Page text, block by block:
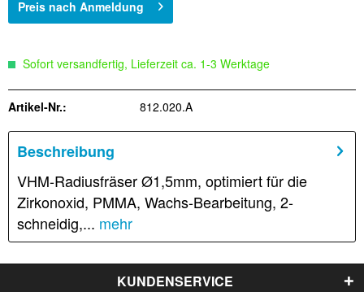
Preis nach Anmeldung
Sofort versandfertig, Lieferzeit ca. 1-3 Werktage
Artikel-Nr.: 812.020.A
Beschreibung
VHM-Radiusfräser Ø1,5mm, optimiert für die
Zirkonoxid, PMMA, Wachs-Bearbeitung, 2-
schneidig,... mehr
KUNDENSERVICE